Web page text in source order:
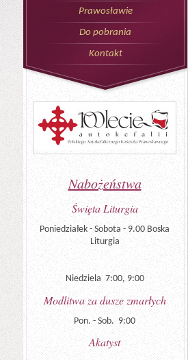
Prawosławie
Do pobrania
Kontakt
Nabożeństwa
Święta Liturgia
Poniedziałek - Sobota - 9.00 Boska
Liturgia
Niedziela 7:00, 9:00
Modlitwa za dusze zmarłych
Pon. - Sob. 9:00
Akatyst